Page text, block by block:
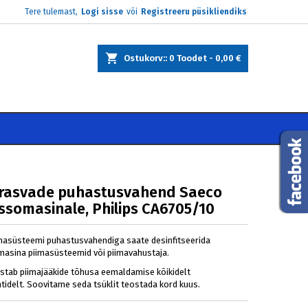
Tere tulemast, Logi sisse või Registreeru püsikliendiks
Ostukorv: 0 Toodet - 0,00 €
puhastusvahend Saeco
Philips CA6705/10
puhastusvahendiga saate desinfitseerida
piimasüsteemid või piimavahustaja.
piimajääkide tõhusa eemaldamise kõikidelt
Soovitame seda tsüklit teostada kord kuus.